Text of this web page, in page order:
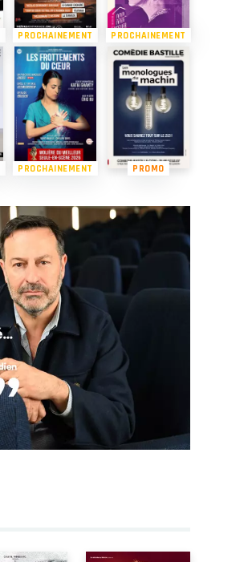
PROCHAINEMENT PROCHAINEMENT
PROCHAINEMENT PROMO